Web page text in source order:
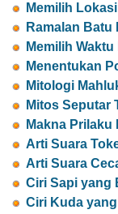
Memilih
Ramalan Batu
Memilih
Menentukan
Mitologi
Mitos Seputar
Makna Prilaku
Arti Suara
Arti Suara
Ciri Sapi yang
Ciri Kuda